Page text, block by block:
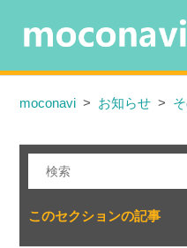
moconavi お知らせ
このセクションの記事